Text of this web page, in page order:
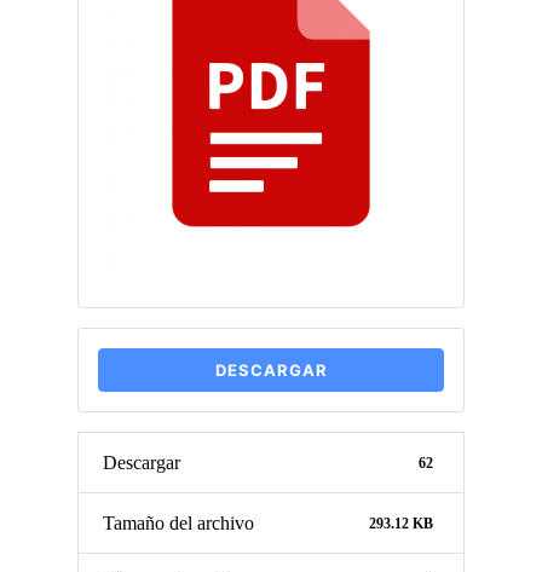
DESCARGAR
Descargar 62
Tamaño del archivo 293.12 KB